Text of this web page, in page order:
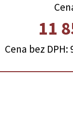
11
Cena bez DPH: